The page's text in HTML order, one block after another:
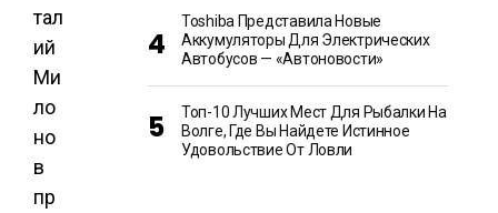
тал
ий
Ми
ло
но
в
пр
Toshiba Представила Новые
Аккумуляторы Для Электрических
Автобусов — «Автоновости»
Топ-10 Лучших Мест Для Рыбалки На
Волге, Где Вы Найдете Истинное
Удовольствие От Ловли